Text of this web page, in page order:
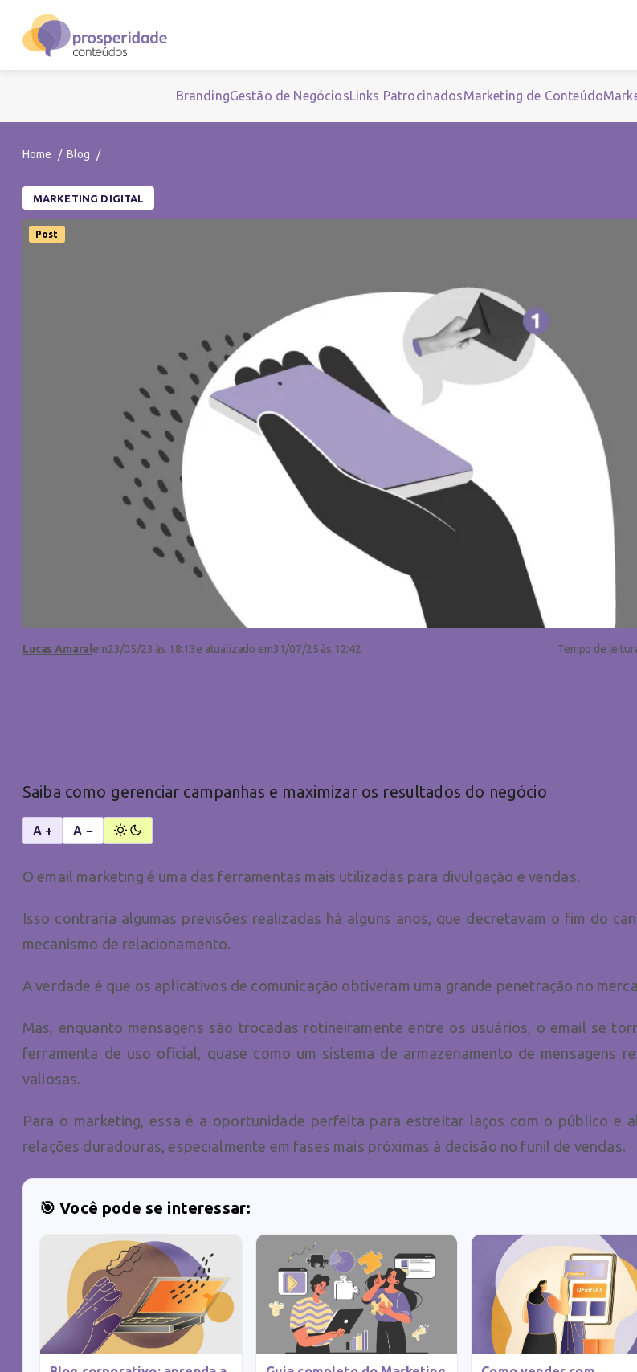
BrandingGestão de NegóciosLinks PatrocinadosMarketing de Conteúdo
Home Blog
MARKETING DIGITAL
Post
Lucas Amaralem23/05/23 às 18:13e atualizado em31/07/25 às 12:42 Tempo de
Saiba como gerenciar campanhas e maximizar os resultados do negócio
A + A −
O email marketing é uma das ferramentas mais utilizadas para divulgação e vendas.
Isso contraria algumas previsões realizadas há alguns anos, que decretavam o fim do
mecanismo de relacionamento.
A verdade é que os aplicativos de comunicação obtiveram uma grande penetração no
Mas, enquanto mensagens são trocadas rotineiramente entre os usuários, o email se
ferramenta de uso oficial, quase como um sistema de armazenamento de mensagens
valiosas.
Para o marketing, essa é a oportunidade perfeita para estreitar laços com o público e
relações duradouras, especialmente em fases mais próximas à decisão no funil de vendas.
🎯 Você pode se interessar: